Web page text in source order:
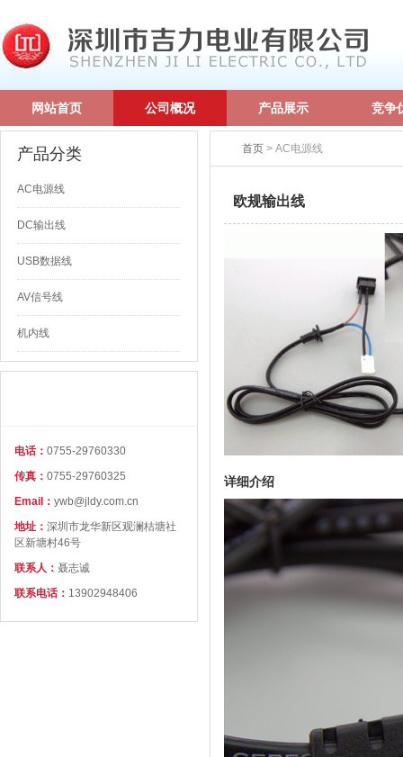
网站首页 公司概况 产品展示 竞争
产品分类
AC电源线
DC输出线
USB数据线
AV信号线
机内线
电话： 0755-29760330
传真： 0755-29760325
Email： ywb@jldy.com.cn
地址： 深圳市龙华新区观澜桔塘社
区新塘村46号
联系人： 聂志诚
联系电话： 13902948406
首页 > AC电源线
欧规输出线
详细介绍